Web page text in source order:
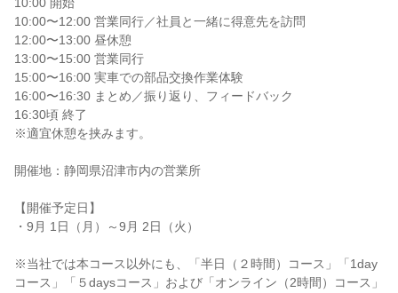
10:00〜12:00 営業同行／社員と一緒に得意先を訪問
12:00〜13:00 昼休憩
13:00〜15:00 営業同行
15:00〜16:00 実車での部品交換作業体験
16:00〜16:30 まとめ／振り返り、フィードバック
16:30頃 終了
※適宜休憩を挟みます。
開催地：静岡県沼津市内の営業所
【開催予定日】
・9月 1日（月）～9月 2日（火）
※当社では本コース以外にも、「半日（２時間）コース」「1day
コース」「５daysコース」および「オンライン（2時間）コース」